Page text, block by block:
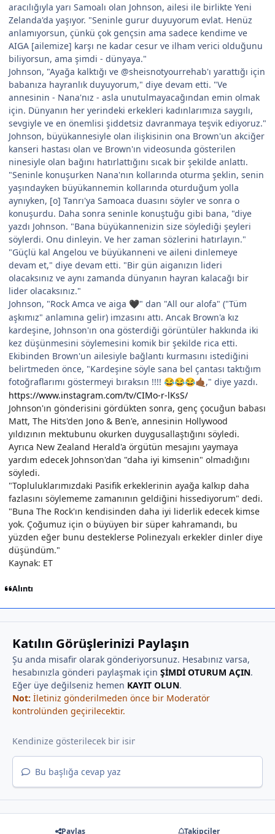
aracılığıyla yarı Samoalı olan Johnson, ailesi ile birlikte Yeni
Zelanda'da yaşıyor. "Seninle gurur duyuyorum evlat. Henüz
anlamıyorsun, çünkü çok gençsin ama sadece kendime ve
AIGA [ailemize] karşı ne kadar cesur ve ilham verici olduğunu
biliyorsun, ama şimdi - dünyaya."
Johnson, "Ayağa kalktığı ve @sheisnotyourrehab'ı yarattığı için
babanıza hayranlık duyuyorum," diye devam etti. "Ve
annesinin - Nana'nız - asla unutulmayacağından emin olmak
için. Dünyanın her yerindeki erkekleri kadınlarımıza saygılı,
sevgiyle ve en önemlisi şiddetsiz davranmaya teşvik ediyoruz."
Johnson, büyükannesiyle olan ilişkisinin ona Brown'un akciğer
kanseri hastası olan ve Brown'ın videosunda gösterilen
ninesiyle olan bağını hatırlattığını sıcak bir şekilde anlattı.
"Seninle konuşurken Nana'nın kollarında oturma şeklin, senin
yaşındayken büyükannemin kollarında oturduğum yolla
aynıyken, [o] Tanrı'ya Samoaca duasını söyler ve sonra o
konuşurdu. Daha sonra seninle konuştuğu gibi bana, "diye
yazdı Johnson. "Bana büyükannenizin size söylediği şeyleri
söylerdi. Onu dinleyin. Ve her zaman sözlerini hatırlayın."
"Güçlü kal Angelou ve büyükanneni ve aileni dinlemeye
devam et," diye devam etti. "Bir gün aiganızın lideri
olacaksınız ve aynı zamanda dünyanın hayran kalacağı bir
lider olacaksınız."
Johnson, "Rock Amca ve aiga 🖤" dan "All our alofa" ("Tüm
aşkımız" anlamına gelir) imzasını attı. Ancak Brown'a kız
kardeşine, Johnson'ın ona gösterdiği görüntüler hakkında iki
kez düşünmesini söylemesini komik bir şekilde rica etti.
Ekibinden Brown'un ailesiyle bağlantı kurmasını istediğini
belirtmeden önce, "Kardeşine söyle sana bel çantası taktığım
fotoğraflarımı göstermeyi bıraksın !!!! 😂😂😂🤙🏾," diye yazdı.
https://www.instagram.com/tv/CIMo-r-lKsS/
Johnson'ın gönderisini gördükten sonra, genç çocuğun babası
Matt, The Hits'den Jono & Ben'e, annesinin Hollywood
yıldızının mektubunu okurken duygusallaştığını söyledi.
Ayrıca New Zealand Herald'a örgütün mesajını yaymaya
yardım edecek Johnson'dan "daha iyi kimsenin" olmadığını
söyledi.
"Topluluklarımızdaki Pasifik erkeklerinin ayağa kalkıp daha
fazlasını söylememe zamanının geldiğini hissediyorum" dedi.
"Buna The Rock'ın kendisinden daha iyi liderlik edecek kimse
yok. Çoğumuz için o büyüyen bir süper kahramandı, bu
yüzden eğer bunu desteklerse Polinezyalı erkekler dinler diye
düşündüm."
Kaynak: ET
Alıntı
Katılın Görüşlerinizi Paylaşın
Şu anda misafir olarak gönderiyorsunuz. Hesabınız varsa,
hesabınızla gönderi paylaşmak için ŞİMDİ OTURUM AÇIN.
Eğer üye değilseniz hemen KAYIT OLUN.
Not: İletiniz gönderilmeden önce bir Moderatör
kontrolünden geçirilecektir.
Bu başlığa cevap yaz
Paylaş Takipçiler